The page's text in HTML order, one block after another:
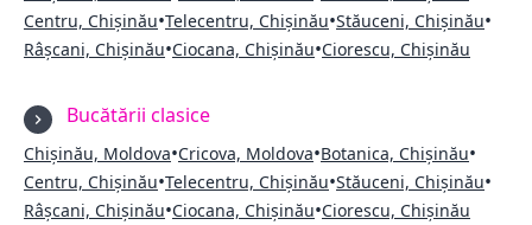
Centru, Chișinău•Telecentru, Chișinău•Stăuceni, Chișinău•
Râșcani, Chișinău•Ciocana, Chișinău•Ciorescu, Chișinău
Bucătării clasice
Chișinău, Moldova•Cricova, Moldova•Botanica, Chișinău•
Centru, Chișinău•Telecentru, Chișinău•Stăuceni, Chișinău•
Râșcani, Chișinău•Ciocana, Chișinău•Ciorescu, Chișinău